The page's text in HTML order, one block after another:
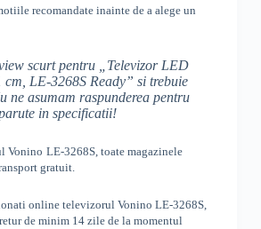
recomandate inainte de a alege un
scurt pentru „ Televizor LED
cm, LE-3268S Ready” si trebuie
ne asumam raspunderea pentru
in specificatii!
Vonino LE-3268S, toatemagazinele
gratuit.
online televizorulVonino LE-3268S,
de minim 14 zile de la momentul